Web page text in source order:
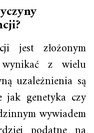
jest złożonym
z wielu
uzależnienia są
jak genetyka czy
wywiadem